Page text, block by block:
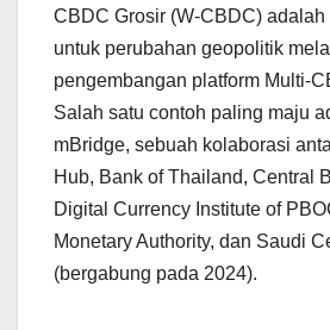
CBDC Grosir (W-CBDC) adalah
untuk perubahan geopolitik
pengembangan platform Multi-
Salah satu contoh paling maju
mBridge, sebuah kolaborasi
Hub, Bank of Thailand, Central
Digital Currency Institute of
Monetary Authority, dan Saudi
(bergabung pada 2024).